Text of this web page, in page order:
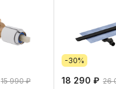
15 990 ₽
-30%
18 290 ₽ 26